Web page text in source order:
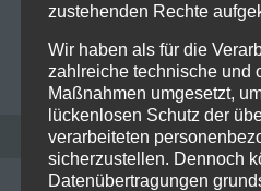
more
BIANCA FOLLRICH
zustehenden Rechte
Wir haben als für die
zahlreiche technische und
Maßnahmen umgesetzt,
lückenlosen Schutz der
verarbeiteten
sicherzustellen. Dennoch
Datenübertragungen